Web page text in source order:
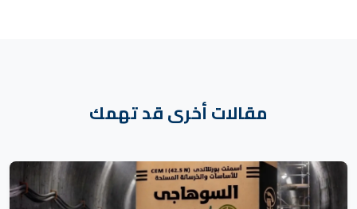
مقالات أخرى قد تهمك